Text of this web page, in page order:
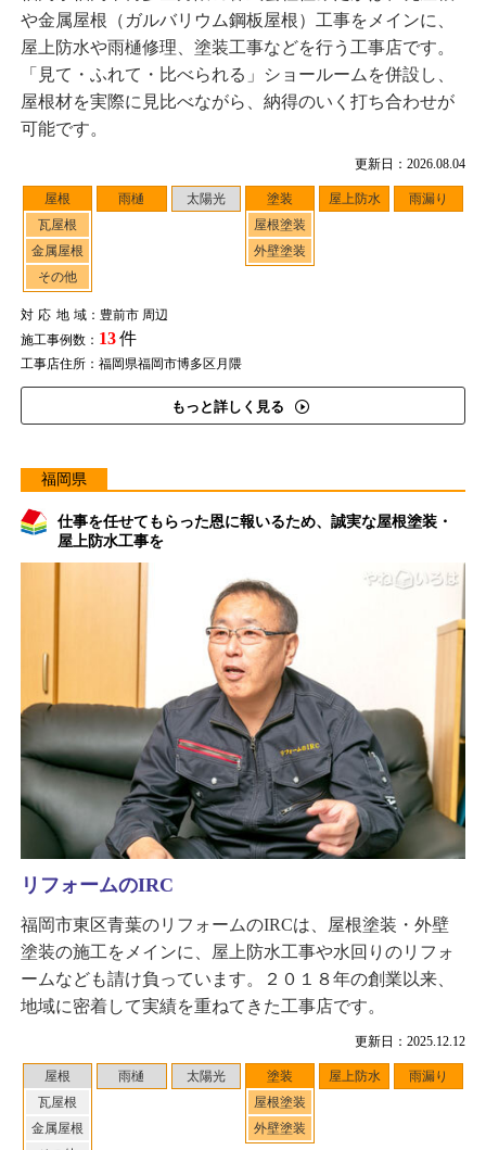
更新日：2026.08.04
屋根
瓦屋根
金属屋根
その他
雨樋 太陽光
塗装
屋根塗装
外壁塗装
屋上防水 雨漏り
対応地域：豊前市 周辺
施工事例数： 13件
工事店住所：福岡県福岡市博多区月隈
もっと詳しく見る
や金属屋根（ガルバリウム鋼板屋根）工事をメインに、
屋上防水や雨樋修理、塗装工事などを行う工事店です。
「見て・ふれて・比べられる」ショールームを併設し、
屋根材を実際に見比べながら、納得のいく打ち合わせが
可能です。
福岡県
仕事を任せてもらった恩に報いるため、誠実な屋根塗装・
屋上防水工事を
更新日：2025.12.12
屋根
瓦屋根
金属屋根
雨樋 太陽光
塗装
屋根塗装
外壁塗装
屋上防水 雨漏り
リフォームのIRC
福岡市東区青葉のリフォームのIRCは、屋根塗装・外壁
塗装の施工をメインに、屋上防水工事や水回りのリフォ
ームなども請け負っています。２０１８年の創業以来、
地域に密着して実績を重ねてきた工事店です。